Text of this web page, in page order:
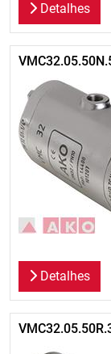
Detalhes
Detalhes